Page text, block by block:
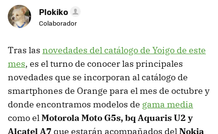
Plokiko
Colaborador
Tras las novedades del catálogo de Yoigo de este
mes, es el turno de conocer las principales
novedades que se incorporan al catálogo de
smartphones de Orange para el mes de octubre y
donde encontramos modelos de gama media
como elMotorola Moto G5s, bq Aquaris U2 y
Alcatel A7 que estarán acompañados delNokia